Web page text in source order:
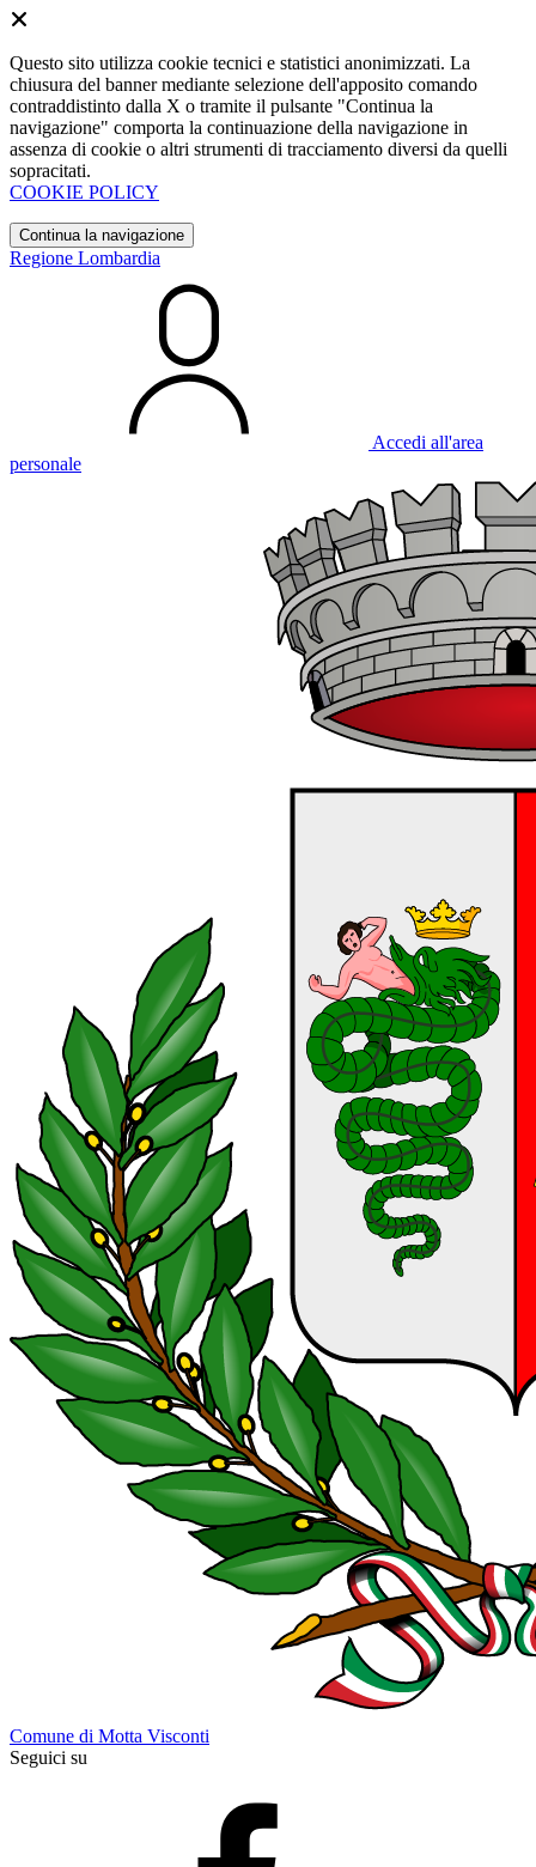
Questo sito utilizza cookie tecnici e statistici anonimizzati. La
chiusura del banner mediante selezione dell'apposito comando
contraddistinto dalla X o tramite il pulsante "Continua la
navigazione" comporta la continuazione della navigazione in
assenza di cookie o altri strumenti di tracciamento diversi da quelli
sopracitati.
COOKIE POLICY
Continua la navigazione
Regione Lombardia
Accedi all'area
personale
Comune di Motta Visconti
Seguici su